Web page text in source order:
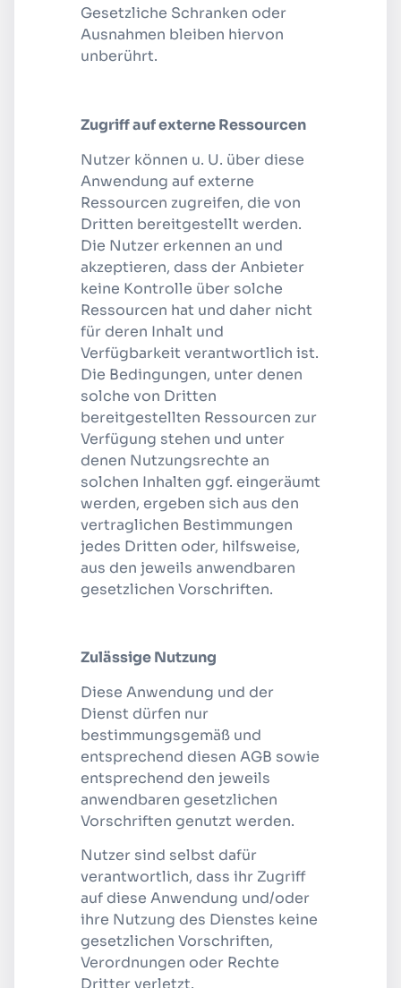
Gesetzliche Schranken oder
Ausnahmen bleiben hiervon
unberührt.
Zugriff auf externe Ressourcen
Nutzer können u. U. über diese
Anwendung auf externe
Ressourcen zugreifen, die von
Dritten bereitgestellt werden.
Die Nutzer erkennen an und
akzeptieren, dass der Anbieter
keine Kontrolle über solche
Ressourcen hat und daher nicht
für deren Inhalt und
Verfügbarkeit verantwortlich ist.
Die Bedingungen, unter denen
solche von Dritten
bereitgestellten Ressourcen zur
Verfügung stehen und unter
denen Nutzungsrechte an
solchen Inhalten ggf. eingeräumt
werden, ergeben sich aus den
vertraglichen Bestimmungen
jedes Dritten oder, hilfsweise,
aus den jeweils anwendbaren
gesetzlichen Vorschriften.
Zulässige Nutzung
Diese Anwendung und der
Dienst dürfen nur
bestimmungsgemäß und
entsprechend diesen AGB sowie
entsprechend den jeweils
anwendbaren gesetzlichen
Vorschriften genutzt werden.
Nutzer sind selbst dafür
verantwortlich, dass ihr Zugriff
auf diese Anwendung und/oder
ihre Nutzung des Dienstes keine
gesetzlichen Vorschriften,
Verordnungen oder Rechte
Dritter verletzt.